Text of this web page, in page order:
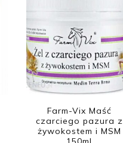
Farm-Vix Maść
czarciego pazura z
żywokostem i MSM